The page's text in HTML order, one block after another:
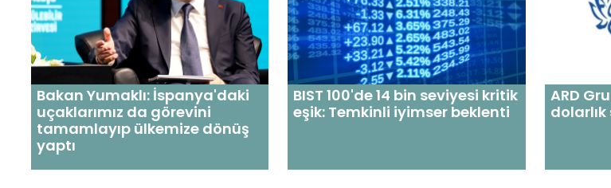
Bakan Yumaklı: İspanya'daki
uçaklarımız da görevini
tamamlayıp ülkemize dönüş
yaptı
BIST 100'de 14 bin seviyesi kritik
eşik: Temkinli iyimser beklenti
ARD
dolarlık